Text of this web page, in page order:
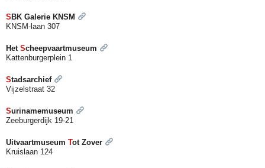
S BK Galerie KNSM
KNSM-laan 307
Het Scheepvaartmuseum
Kattenburgerplein 1
Stadsarchief
Vijzelstraat 32
Surinamemuseum
Zeeburgerdijk 19-21
Uitvaartmuseum Tot Zover
Kruislaan 124